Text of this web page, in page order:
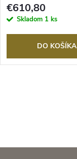
€610,80
Skladom 1 ks
DO KOŠÍKA